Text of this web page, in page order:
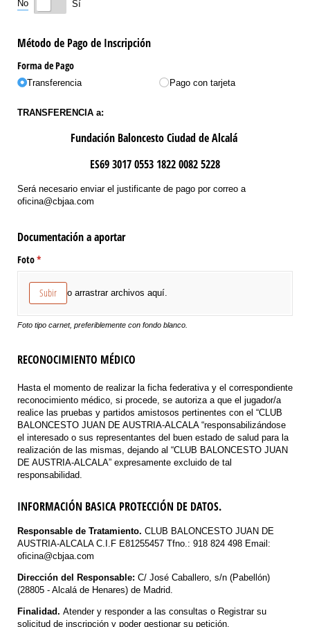
No Sí
Método de Pago de Inscripción
Forma de Pago
Transferencia Pago con tarjeta
TRANSFERENCIA a:
Fundación Baloncesto Ciudad de Alcalá
ES69 3017 0553 1822 0082 5228
Será necesario enviar el justificante de pago por correo a
oficina@cbjaa.com
Documentación a aportar
Foto*
(necesario)
Subir o arrastrar archivos aquí.
Foto tipo carnet, preferiblemente con fondo blanco.
RECONOCIMIENTO MÉDICO
Hasta el momento de realizar la ficha federativa y el correspondiente
reconocimiento médico, si procede, se autoriza a que el jugador/a
realice las pruebas y partidos amistosos pertinentes con el “CLUB
BALONCESTO JUAN DE AUSTRIA-ALCALA “responsabilizándose
el interesado o sus representantes del buen estado de salud para la
realización de las mismas, dejando al “CLUB BALONCESTO JUAN
DE AUSTRIA-ALCALA” expresamente excluido de tal
responsabilidad.
INFORMACIÓN BASICA PROTECCIÓN DE DATOS.
Responsable de Tratamiento. CLUB BALONCESTO JUAN DE
AUSTRIA-ALCALA C.I.F E81255457 Tfno.: 918 824 498 Email:
oficina@cbjaa.com
Dirección del Responsable: C/ José Caballero, s/n (Pabellón)
(28805 - Alcalá de Henares) de Madrid.
Finalidad. Atender y responder a las consultas o Registrar su
solicitud de inscripción y poder gestionar su petición.